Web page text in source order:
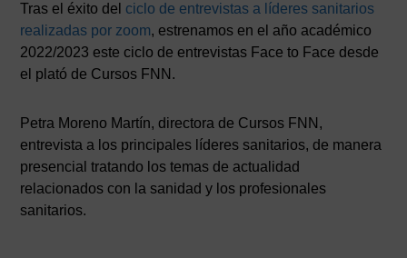
Tras el éxito del ciclo de entrevistas a líderes sanitarios
realizadas por zoom, estrenamos en el año académico
2022/2023 este ciclo de entrevistas Face to Face desde
el plató de Cursos FNN.
Petra Moreno Martín, directora de Cursos FNN,
entrevista a los principales líderes sanitarios, de manera
presencial tratando los temas de actualidad
relacionados con la sanidad y los profesionales
sanitarios.